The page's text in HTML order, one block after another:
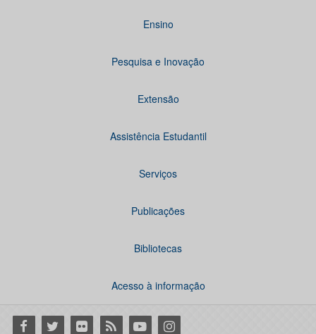
Ensino
Pesquisa e Inovação
Extensão
Assistência Estudantil
Serviços
Publicações
Bibliotecas
Acesso à informação
Facebook
Twitter Flickr RSS YoutubeInstagram